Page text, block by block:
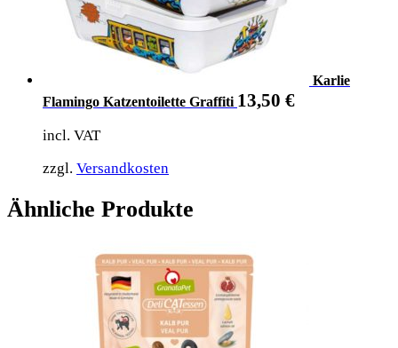
Karlie
Flamingo Katzentoilette Graffiti 13,50 €
incl. VAT
zzgl. Versandkosten
Ähnliche Produkte